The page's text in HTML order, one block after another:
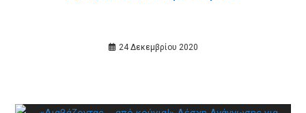
24 Δεκεμβρίου 2020